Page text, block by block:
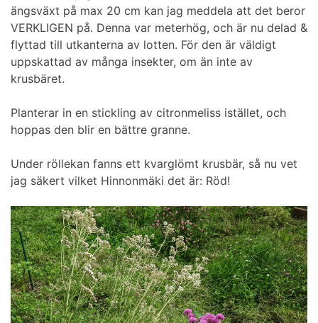
ängsväxt på max 20 cm kan jag meddela att det beror
VERKLIGEN på. Denna var meterhög, och är nu delad &
flyttad till utkanterna av lotten. För den är väldigt
uppskattad av många insekter, om än inte av
krusbäret.
Planterar in en stickling av citronmeliss istället, och
hoppas den blir en bättre granne.
Under röllekan fanns ett kvarglömt krusbär, så nu vet
jag säkert vilket Hinnonmäki det är: Röd!